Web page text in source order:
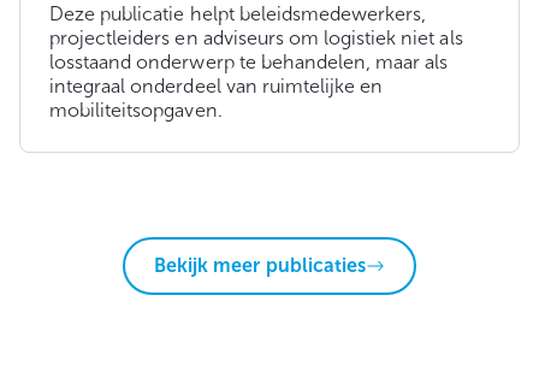
Deze publicatie helpt beleidsmedewerkers,
projectleiders en adviseurs om logistiek niet als
losstaand onderwerp te behandelen, maar als
integraal onderdeel van ruimtelijke en
mobiliteitsopgaven.
Bekijk meer publicaties